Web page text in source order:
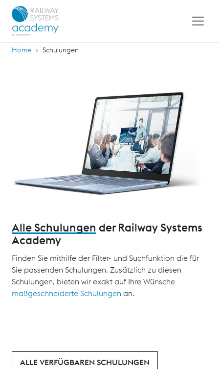
Home Schulungen
Alle Schulungen der Railway Systems
Academy
Finden Sie mithilfe der Filter- und Suchfunktion die für
Sie passenden Schulungen. Zusätzlich zu diesen
Schulungen, bieten wir exakt auf Ihre Wünsche
maßgeschneiderte Schulungen an.
ALLE VERFÜGBAREN SCHULUNGEN